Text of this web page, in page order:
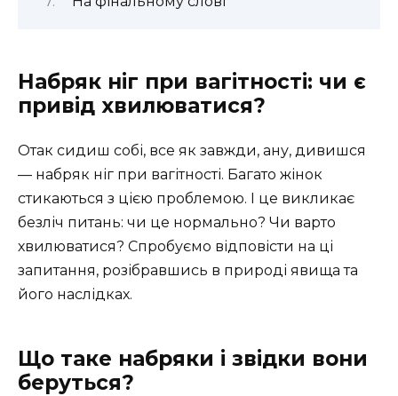
Набряк ніг при вагітності: чи є
привід хвилюватися?
Отак сидиш собі, все як завжди, ану, дивишся
— набряк ніг при вагітності. Багато жінок
стикаються з цією проблемою. І це викликає
безліч питань: чи це нормально? Чи варто
хвилюватися? Спробуємо відповісти на ці
запитання, розібравшись в природі явища та
його наслідках.
Що таке набряки і звідки вони
беруться?